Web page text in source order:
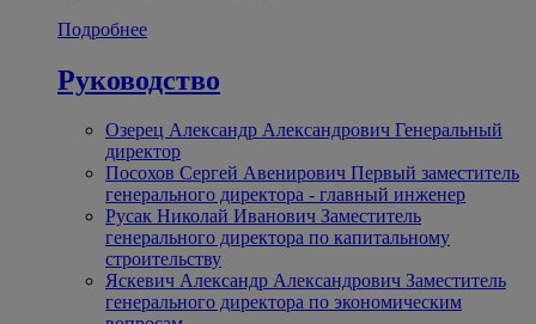
Подробнее
Руководство
Озерец Александр Александрович Генеральный
директор
Посохов Сергей Авенирович Первый заместитель
генерального директора - главный инженер
Русак Николай Иванович Заместитель
генерального директора по капитальному
строительству
Яскевич Александр Александрович Заместитель
генерального директора по экономическим